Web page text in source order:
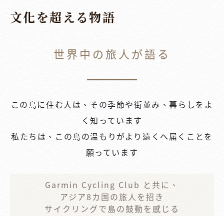
文化を超える物語
世界中の旅人が語る
この島に住む人は、その季節や街並み、暮らしをよ
く知っています
私たちは、この島の温もりがより遠くへ届くことを
願っています
Garmin Cycling Club と共に、
アジア8カ国の旅人を招き
サイクリングで島の鼓動を感じる